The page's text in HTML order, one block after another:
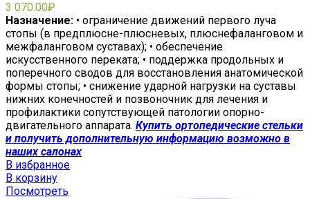
3 070.00₽
Назначение: • ограничение движений первого луча
стопы (в предплюсне-плюсневых, плюснефаланговом и
межфаланговом суставах); • обеспечение
искусственного переката; • поддержка продольных и
поперечного сводов для восстановления анатомической
формы стопы; • снижение ударной нагрузки на суставы
нижних конечностей и позвоночник для лечения и
профилактики сопутствующей патологии опорно-
двигательного аппарата. Купить ортопедические стельки
и получить дополнительную информацию возможно в
наших салонах
В избранное
В корзину
Посмотреть